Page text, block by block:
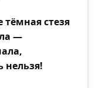
стезя
—
нельзя!